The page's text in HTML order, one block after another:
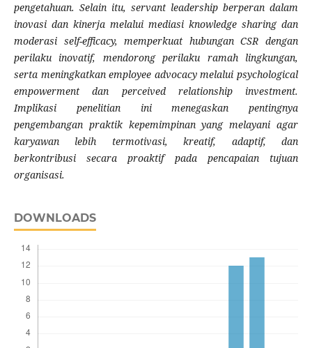
pengetahuan. Selain itu, servant leadership berperan dalam
inovasi dan kinerja melalui mediasi knowledge sharing dan
moderasi self-efficacy, memperkuat hubungan CSR dengan
perilaku inovatif, mendorong perilaku ramah lingkungan,
serta meningkatkan employee advocacy melalui psychological
empowerment dan perceived relationship investment.
Implikasi penelitian ini menegaskan pentingnya
pengembangan praktik kepemimpinan yang melayani agar
karyawan lebih termotivasi, kreatif, adaptif, dan
berkontribusi secara proaktif pada pencapaian tujuan
organisasi.
DOWNLOADS